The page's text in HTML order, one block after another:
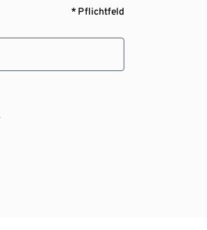
* Pflichtfeld